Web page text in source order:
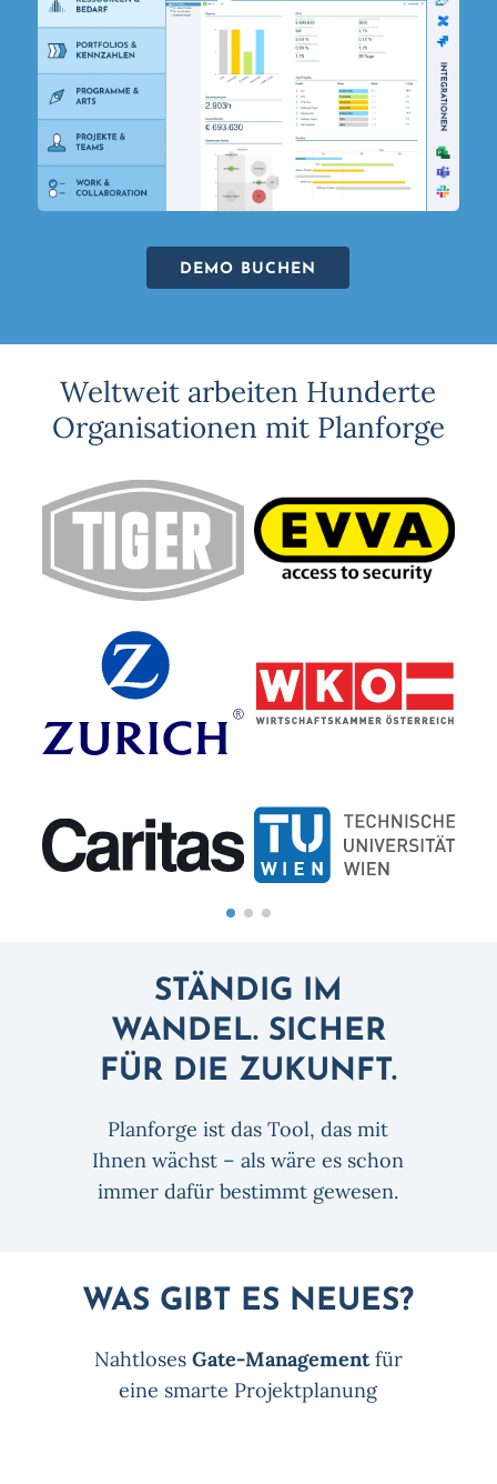
DEMO BUCHEN
Weltweit arbeiten Hunderte
Organisationen mit Planforge
STÄNDIG IM
WANDEL. SICHER
FÜR DIE ZUKUNFT.
Planforge ist das Tool, das mit
Ihnen wächst – als wäre es schon
immer dafür bestimmt gewesen.
WAS GIBT ES NEUES?
Nahtloses Gate-Managementfür
eine smarte Projektplanung